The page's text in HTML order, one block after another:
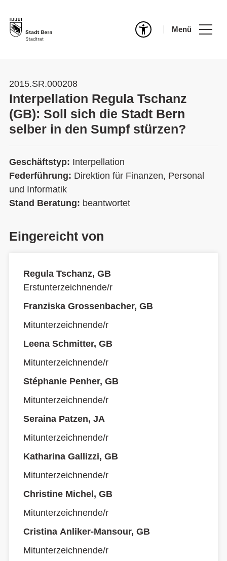
Menü
2015.SR.000208
Interpellation Regula Tschanz
(GB): Soll sich die Stadt Bern
selber in den Sumpf stürzen?
Geschäftstyp: Interpellation
Federführung: Direktion für Finanzen, Personal
und Informatik
Stand Beratung: beantwortet
Eingereicht von
Regula Tschanz, GB
Erstunterzeichnende/r
Franziska Grossenbacher, GB
Mitunterzeichnende/r
Leena Schmitter, GB
Mitunterzeichnende/r
Stéphanie Penher, GB
Mitunterzeichnende/r
Seraina Patzen, JA
Mitunterzeichnende/r
Katharina Gallizzi, GB
Mitunterzeichnende/r
Christine Michel, GB
Mitunterzeichnende/r
Cristina Anliker-Mansour, GB
Mitunterzeichnende/r